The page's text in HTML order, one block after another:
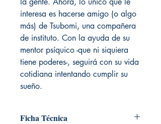
interesa es hacerse amigo (o algo
más) de Tsubomi, una compañera
de instituto. Con la ayuda de su
mentor psíquico -que ni siquiera
tiene poderes-, seguirá con su vida
cotidiana intentando cumplir su
sueño.
Ficha Técnica